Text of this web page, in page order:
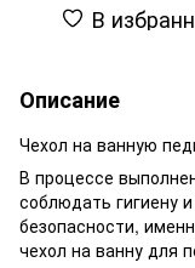
В
Описание
Чехол на ванную
В процессе
соблюдать гигиену
безопасности,
чехол на ванну для